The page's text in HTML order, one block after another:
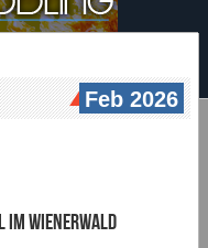
Feb 2026
im Wienerwald